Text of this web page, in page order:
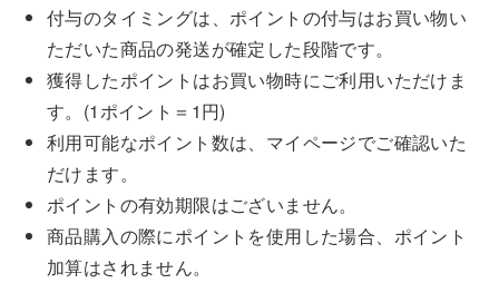
付与のタイミングは、ポイントの付与はお買い物い
ただいた商品の発送が確定した段階です。
獲得したポイントはお買い物時にご利用いただけま
す。(1ポイント＝1円)
利用可能なポイント数は、マイページでご確認いた
だけます。
ポイントの有効期限はございません。
商品購入の際にポイントを使用した場合、ポイント
加算はされません。